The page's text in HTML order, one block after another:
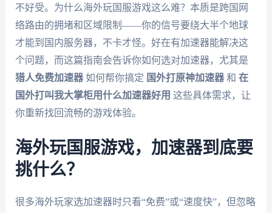
不好受。为什么海外玩国服游戏这么难？本质是跨国网
络路由的拥堵和区域限制——你的信号要绕大半个地球
才能到国内服务器，不卡才怪。好在有加速器能解决这
个问题，而这篇指南会告诉你如何选对加速器，尤其是
猎人免费加速器如何帮你搞定 国外打原神加速器和 在
国外打叫我大掌柜用什么加速器好用 这些具体需求，让
你重新找回流畅的游戏体验。
海外玩国服游戏，加速器到底要
挑什么？
很多海外玩家选加速器时只看“免费”或“速度快”，但忽略